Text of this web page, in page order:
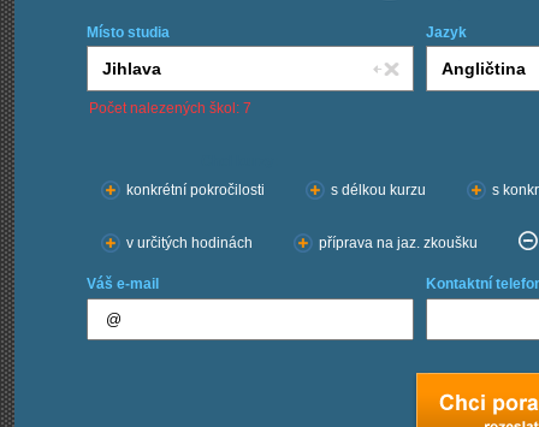
Místo studia Jazyk
Počet nalezených škol: 7
konkrétní pokročilosti
s délkou kurzu s
v určitých hodinách příprava na jaz. zkoušku
Váš e-mail Kontaktní